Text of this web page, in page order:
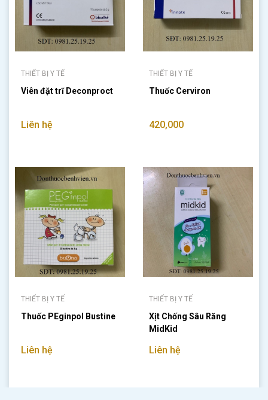
THIẾT BỊ Y TẾ
Viên đặt trĩ Deconproct
Liên hệ
THIẾT BỊ Y TẾ
Thuốc Cerviron
420,000
THIẾT BỊ Y TẾ
Thuốc PEginpol Bustine
Liên hệ
THIẾT BỊ Y TẾ
Xịt Chống Sâu Răng
MidKid
Liên hệ